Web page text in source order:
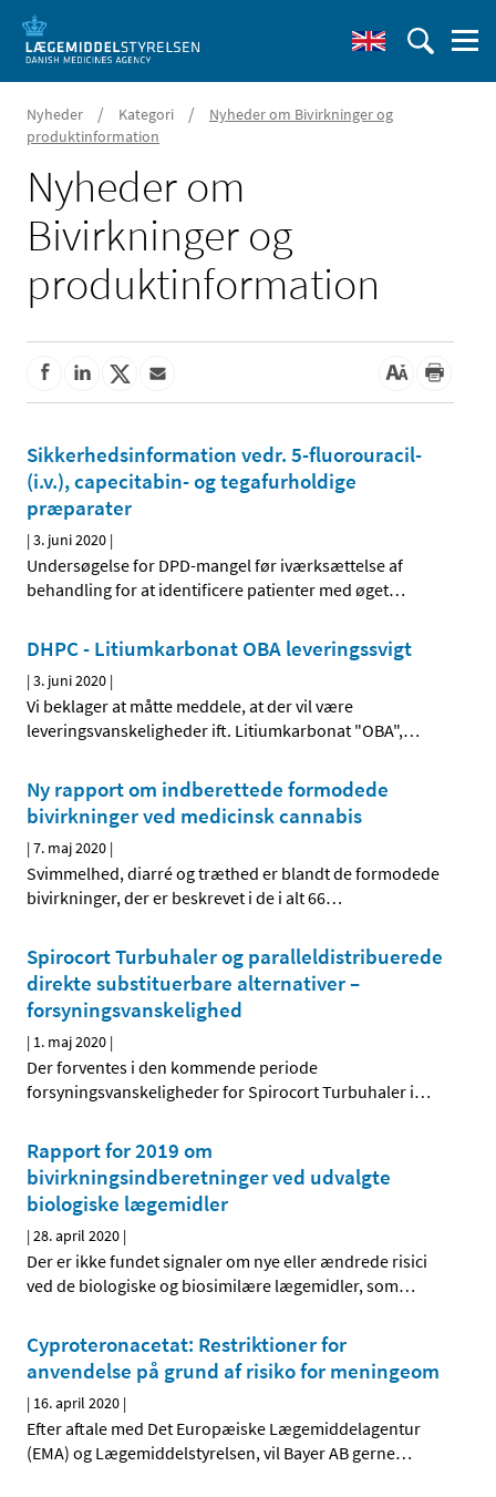
Nyheder / Kategori /
Nyheder om Bivirkninger og
produktinformation
Nyheder om
Bivirkninger og
produktinformation
Sikkerhedsinformation vedr. 5-fluorouracil-
(i.v.), capecitabin- og tegafurholdige
præparater
|3. juni 2020 |
Undersøgelse for DPD-mangel før iværksættelse af
behandling for at identificere patienter med øget…
DHPC - Litiumkarbonat OBA leveringssvigt
|3. juni 2020 |
Vi beklager at måtte meddele, at der vil være
leveringsvanskeligheder ift. Litiumkarbonat "OBA",…
Ny rapport om indberettede formodede
bivirkninger ved medicinsk cannabis
|7. maj 2020 |
Svimmelhed, diarré og træthed er blandt de formodede
bivirkninger, der er beskrevet i de i alt 66…
Spirocort Turbuhaler og paralleldistribuerede
direkte substituerbare alternativer –
forsyningsvanskelighed
| 1. maj 2020 |
Der forventes i den kommende periode
forsyningsvanskeligheder for Spirocort Turbuhaler i…
Rapport for 2019 om
bivirkningsindberetninger ved udvalgte
biologiske lægemidler
|28. april 2020 |
Der er ikke fundet signaler om nye eller ændrede risici
ved de biologiske og biosimilære lægemidler, som…
Cyproteronacetat: Restriktioner for
anvendelse på grund af risiko for meningeom
| 16. april 2020 |
Efter aftale med Det Europæiske Lægemiddelagentur
(EMA) og Lægemiddelstyrelsen, vil Bayer AB gerne…